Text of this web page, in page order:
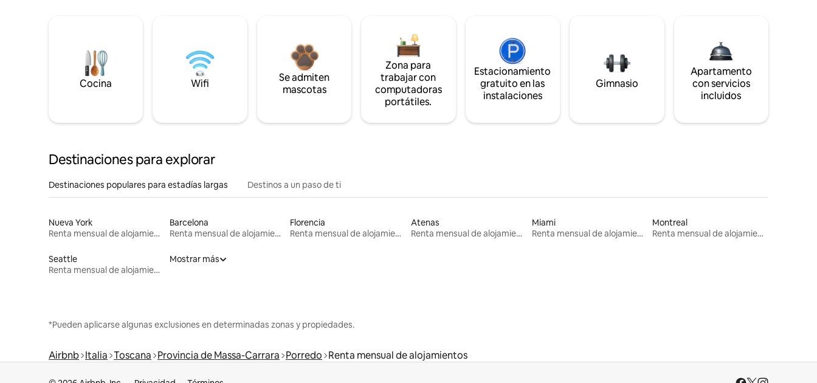
Cocina Wifi
Se admiten
mascotas
Zona para
trabajar con
computadoras
portátiles.
Estacionamiento
gratuito en las
instalaciones
Gimnasio
Apartamento
con servicios
incluidos
Destinaciones para explorar
Destinaciones populares para estadías largas Destinos a un paso de ti
Nueva York
Renta mensual de alojamientos
Barcelona
Renta mensual de alojamientos
Florencia
Renta mensual de alojamientos
Atenas
Renta mensual de alojamientos
Miami
Renta mensual de alojamientos
Montreal
Renta mensual de alojamientos
Seattle
Renta mensual de alojamientos
Mostrar más
*Pueden aplicarse algunas exclusiones en determinadas zonas y propiedades.
Airbnb Italia Toscana Provincia de Massa-Carrara Porredo Renta mensual de alojamientos